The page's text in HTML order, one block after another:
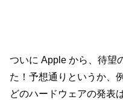
ついに Apple から、待望
た！予想通りというか、
どのハードウェアの発表